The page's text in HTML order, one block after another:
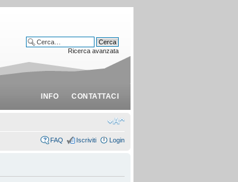
INFO CONTATTACI
Ricerca avanzata
FAQ Iscriviti Login